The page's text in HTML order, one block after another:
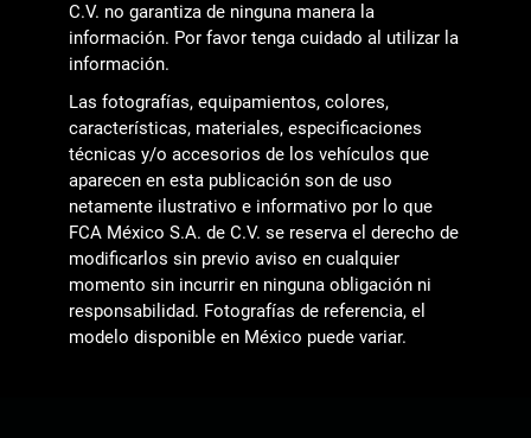
C.V. no garantiza de ninguna manera la
información. Por favor tenga cuidado al utilizar la
información.
Las fotografías, equipamientos, colores,
características, materiales, especificaciones
técnicas y/o accesorios de los vehículos que
aparecen en esta publicación son de uso
netamente ilustrativo e informativo por lo que
FCA México S.A. de C.V. se reserva el derecho de
modificarlos sin previo aviso en cualquier
momento sin incurrir en ninguna obligación ni
responsabilidad. Fotografías de referencia, el
modelo disponible en México puede variar.